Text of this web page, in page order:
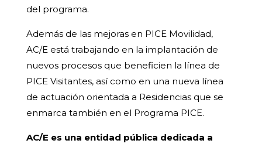
del programa.
Además de las mejoras en PICE Movilidad,
AC/E está trabajando en la implantación de
nuevos procesos que beneficien la línea de
PICE Visitantes, así como en una nueva línea
de actuación orientada a Residencias que se
enmarca también en el Programa PICE.
AC/E es una entidad pública dedicada a